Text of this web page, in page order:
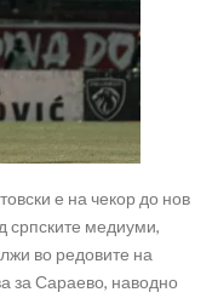
насилство – му се заканува
Синер и Алкараз се
е на чекор до нов
српските медиуми,
во редовите на
за Сараево, наводно